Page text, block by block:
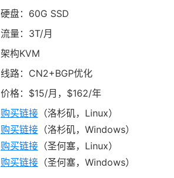
硬盘：60G SSD
流量：3T/月
架构KVM
线路：CN2+BGP优化
价格：$15/月，$162/年
购买链接 （洛杉矶，Linux）
购买链接 （洛杉矶，Windows）
购买链接 （圣何塞，Linux）
购买链接 （圣何塞，Windows）